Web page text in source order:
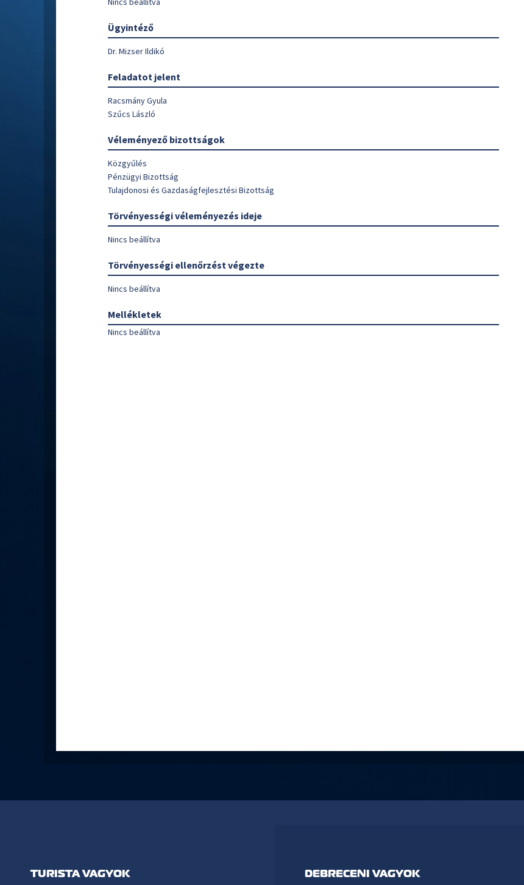
Ügyintéző
Dr. Mizser Ildikó
Feladatot jelent
Racsmány Gyula
Szűcs László
Véleményező bizottságok
Közgyűlés
Pénzügyi Bizottság
Tulajdonosi és Gazdaságfejlesztési Bizottság
Törvényességi véleményezés ideje
Nincs beállítva
Törvényességi ellenőrzést végezte
Nincs beállítva
Mellékletek
Nincs beállítva
TURISTA VAGYOK DEBRECENI VAGYOK